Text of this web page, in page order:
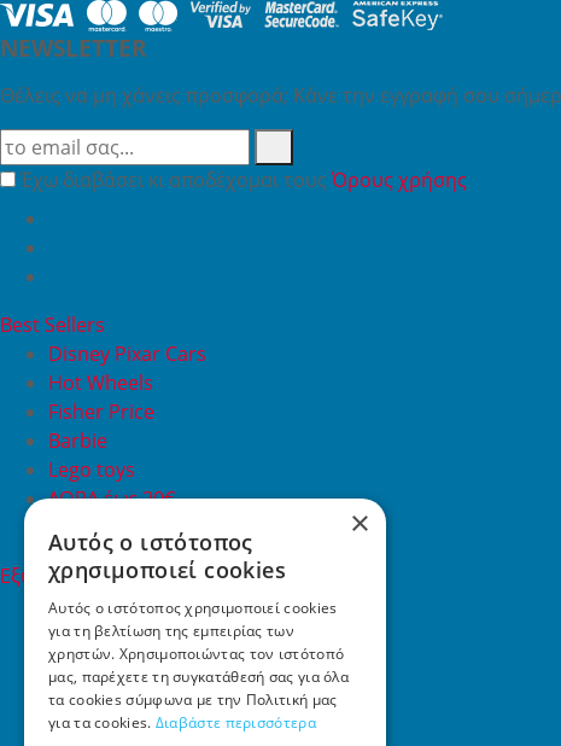
NEWSLETTER
Θέλεις να μη χάνεις προσφορά; Κάνε την εγγραφή σου
Έχω διαβάσει κι αποδέχομαι τουςΌρους χρήσης
Best Sellers
Disney Pixar Cars
Hot Wheels
Fisher Price
Barbie
Lego toys
ΔΩΡΑ έως 20€
ΠΡΟΣΦΟΡΕΣ
Εξυπηρέτηση Πελατών
Εξυπηρέτηση πελατών
Συχνές ερωτήσεις
Όροι χρήσης
Τρόποι Πληρωμής
Επιστροφές
×
Αυτός ο ιστότοπος
χρησιμοποιεί cookies
Αυτός ο ιστότοπος χρησιμοποιεί cookies
για τη βελτίωση της εμπειρίας των
χρηστών. Χρησιμοποιώντας τον ιστότοπό
μας, παρέχετε τη συγκατάθεσή σας για όλα
τα cookies σύμφωνα με την Πολιτική μας
για τα cookies. Διαβάστε περισσότερα